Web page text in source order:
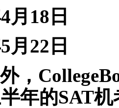
月18日
月22日
，
年的SAT